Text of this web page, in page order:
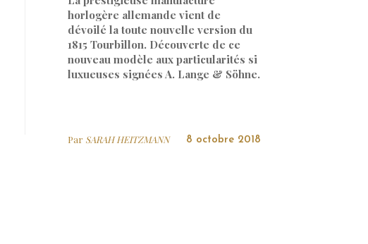
horlogère allemande vient de
dévoilé la toute nouvelle version du
1815 Tourbillon. Découverte de ce
nouveau modèle aux particularités si
luxueuses signées A. Lange & Söhne.
Par SARAH HEITZMANN 8 octobre 2018